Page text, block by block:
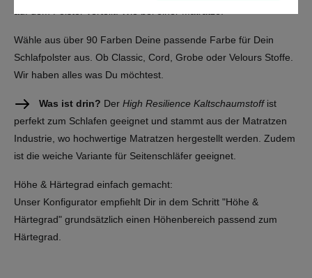
Wähle aus über 90 Farben Deine passende Farbe für Dein
Schlafpolster aus. Ob Classic, Cord, Grobe oder Velours Stoffe.
Wir haben alles was Du möchtest.
Was ist drin? Der High Resilience Kaltschaumstoffist
perfekt zum Schlafen geeignet und stammt aus der Matratzen
Industrie, wo hochwertige Matratzen hergestellt werden. Zudem
ist die weiche Variante für Seitenschläfer geeignet.
Höhe & Härtegrad einfach gemacht:
Unser Konfigurator empfiehlt Dir in dem Schritt "Höhe &
Härtegrad" grundsätzlich einen Höhenbereich passend zum
Härtegrad.